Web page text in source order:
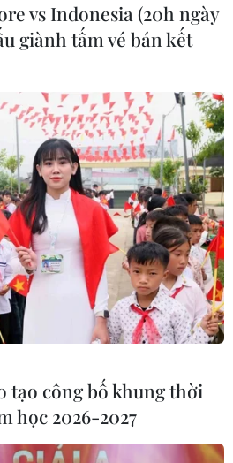
vs Indonesia (20h ngày
giành tấm vé bán kết
tạo công bố khung thời
học 2026-2027